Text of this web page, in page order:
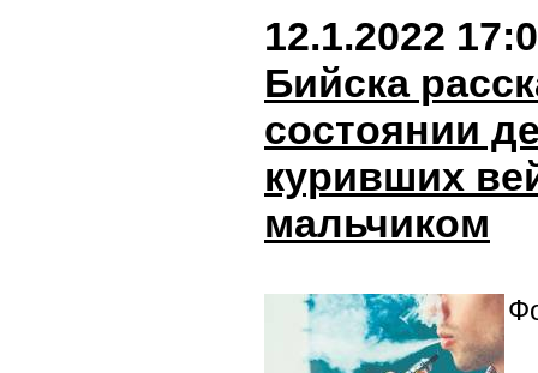
12.1.2022
Бийска
состоянии
куривших
мальчиком